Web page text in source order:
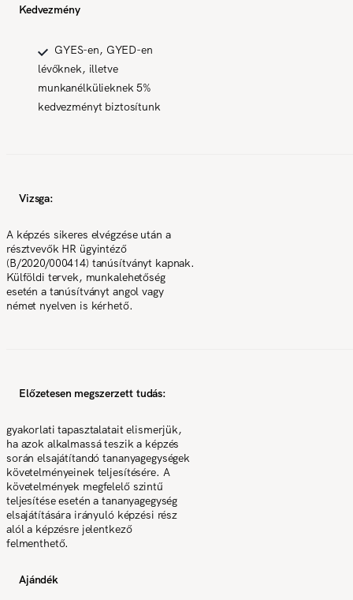
Kedvezmény
GYES-en, GYED-en
lévőknek, illetve
munkanélkülieknek 5%
kedvezményt biztosítunk
Vizsga:
A képzés sikeres elvégzése után a
résztvevők HR ügyintéző
(B/2020/000414) tanúsítványt kapnak.
Külföldi tervek, munkalehetőség
esetén a tanúsítványt angol vagy
német nyelven is kérhető.
Előzetesen megszerzett tudás:
gyakorlati tapasztalatait elismerjük,
ha azok alkalmassá teszik a képzés
során elsajátítandó tananyagegységek
követelményeinek teljesítésére. A
követelmények megfelelő szintű
teljesítése esetén a tananyagegység
elsajátítására irányuló képzési rész
alól a képzésre jelentkező
felmenthető.
Ajándék